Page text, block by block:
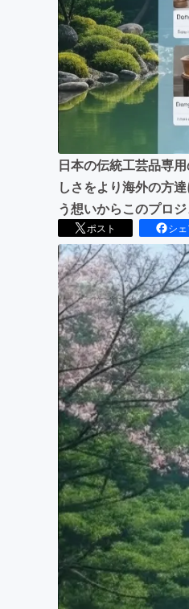
日本の伝統工芸品専
しさをより海外の方
う想いからこのプロ
ポスト シ